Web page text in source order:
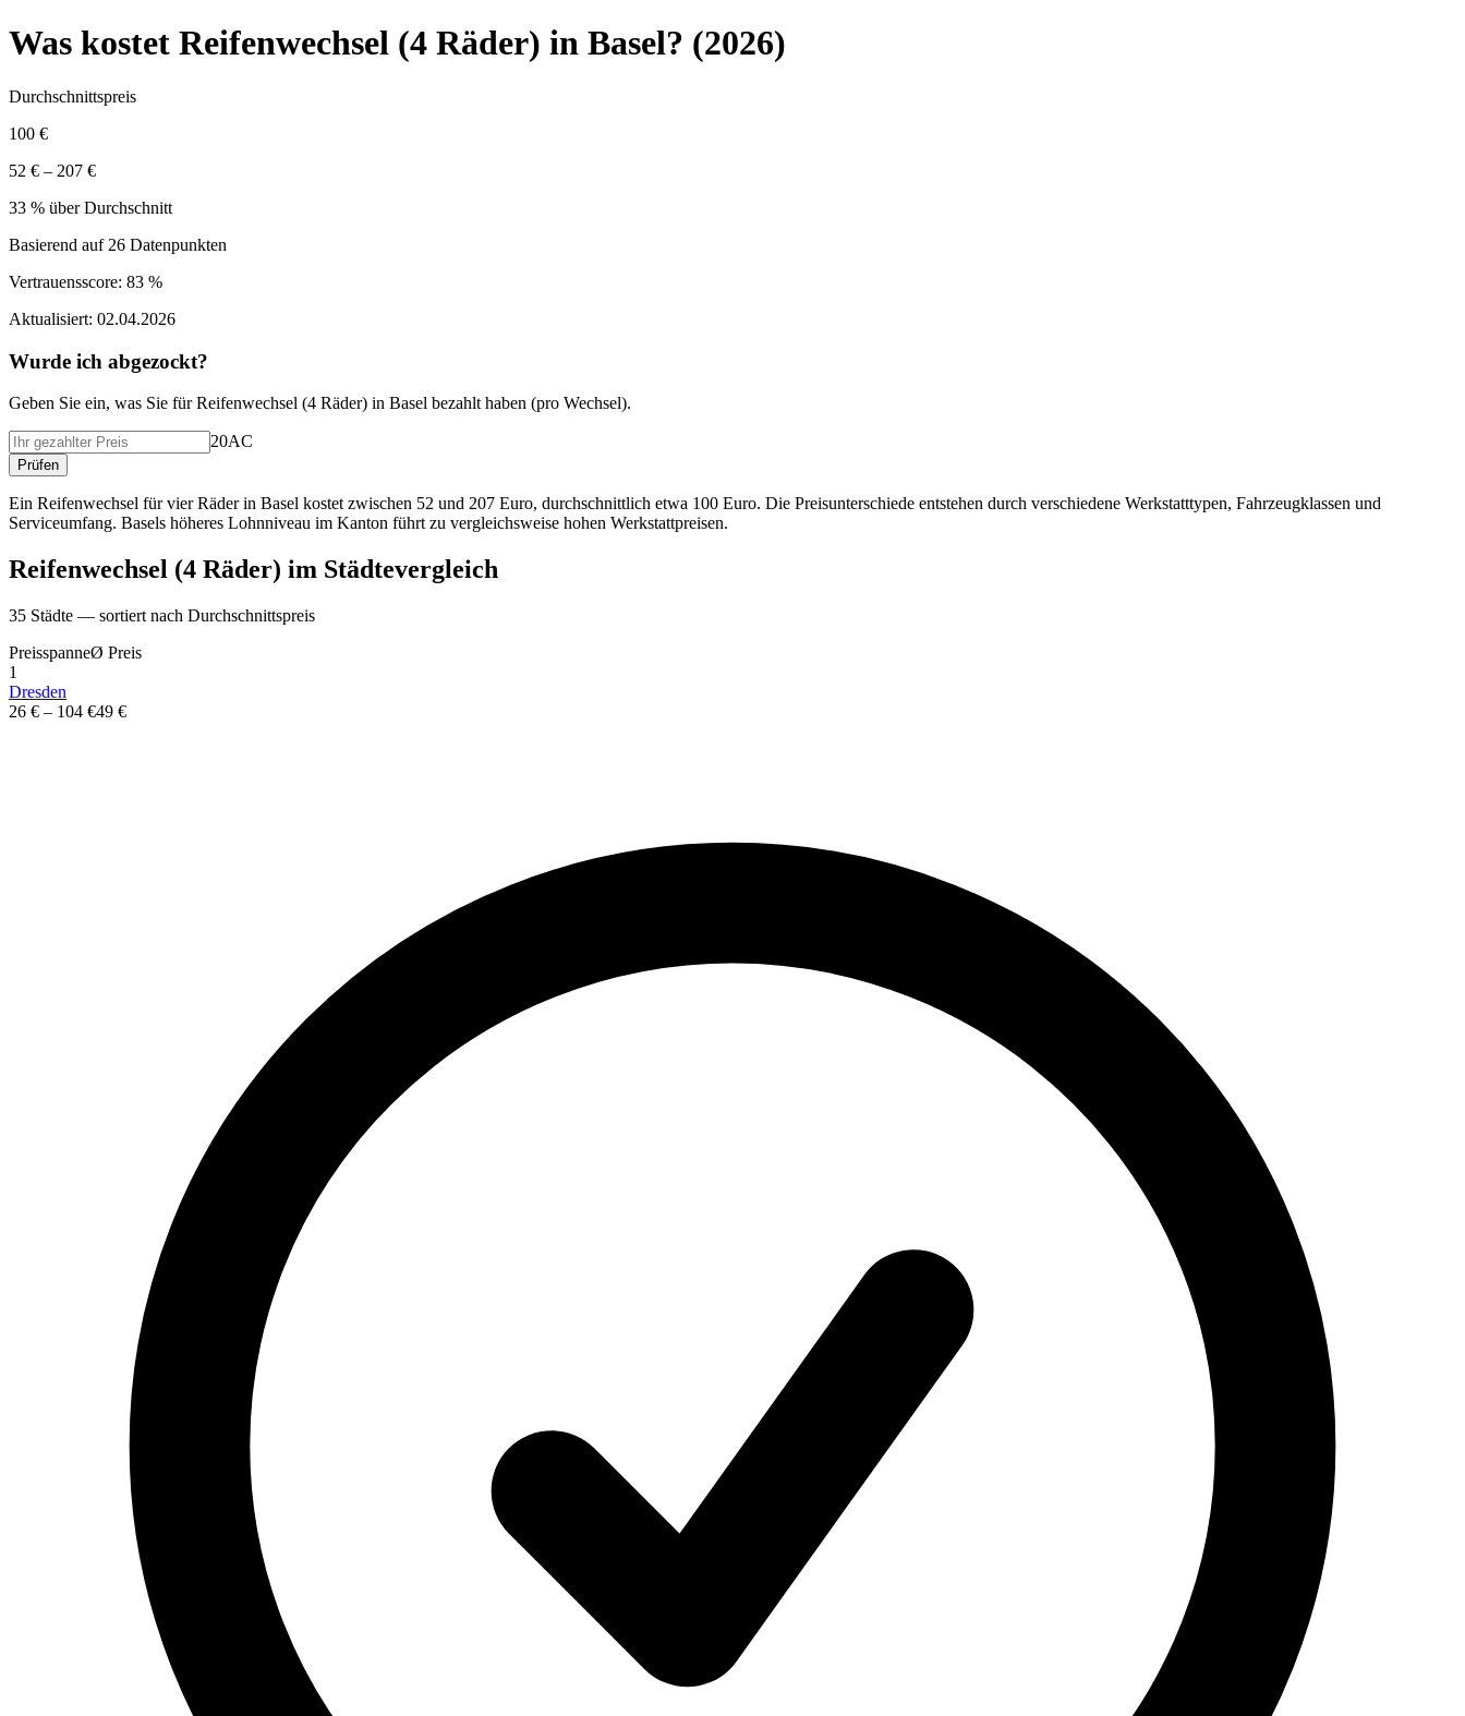
Was kostet Reifenwechsel (4 Räder) in Basel? (2026)
Durchschnittspreis
100 €
52 € – 207 €
33 % über Durchschnitt
Basierend auf 26 Datenpunkten
Vertrauensscore: 83 %
Aktualisiert: 02.04.2026
Wurde ich abgezockt?
Geben Sie ein, was Sie fürReifenwechsel (4 Räder) in Basel bezahlt haben (pro Wechsel).
20AC
Prüfen
Ein Reifenwechsel für vier Räder in Basel kostet zwischen 52 und 207 Euro, durchschnittlich etwa 100 Euro. Die Preisunterschiede entstehen durch verschiedene Werkstatttypen, Fahrzeugklassen und
Serviceumfang. Basels höheres Lohnniveau im Kanton führt zu vergleichsweise hohen Werkstattpreisen.
Reifenwechsel (4 Räder) im Städtevergleich
35 Städte — sortiert nach Durchschnittspreis
PreisspanneØ Preis
1
Dresden
26 € – 104 €49 €